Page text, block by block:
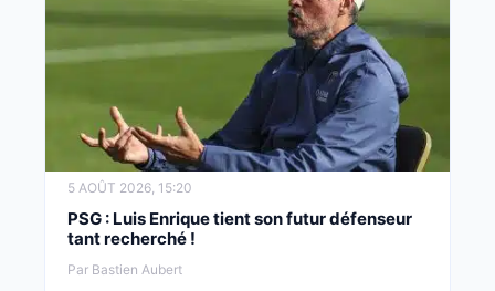
5 AOÛT 2026, 15:20
PSG : Luis Enrique tient son futur défenseur
tant recherché !
Par Bastien Aubert